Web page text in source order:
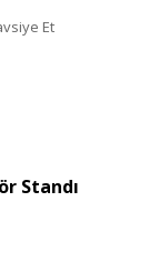
Et
Standı